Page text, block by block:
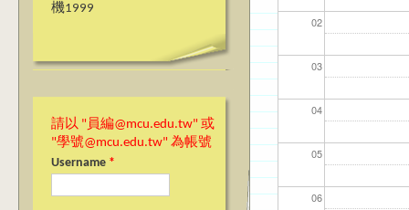
機1999
請以 "員編@mcu.edu.tw" 或
"學號@mcu.edu.tw" 為帳號
Username *
02
03
04
05
06